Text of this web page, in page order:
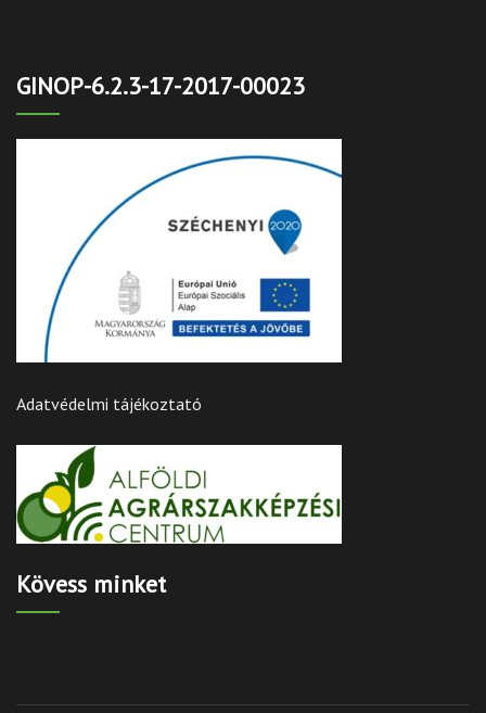
GINOP-6.2.3-17-2017-00023
Adatvédelmi tájékoztató
Kövess minket